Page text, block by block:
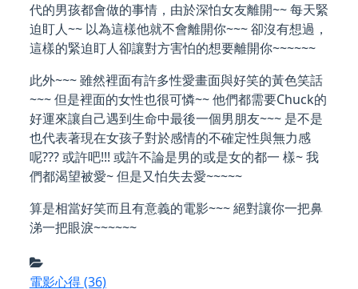
代的男孩都會做的事情，由於深怕女友離開~~ 每天緊
迫盯人~~ 以為這樣他就不會離開你~~~ 卻沒有想過，
這樣的緊迫盯人卻讓對方害怕的想要離開你~~~~~~
此外~~~ 雖然裡面有許多性愛畫面與好笑的黃色笑話
~~~ 但是裡面的女性也很可憐~~ 他們都需要Chuck的
好運來讓自己遇到生命中最後一個男朋友~~~ 是不是
也代表著現在女孩子對於感情的不確定性與無力感
呢??? 或許吧!!! 或許不論是男的或是女的都一 樣~ 我
們都渴望被愛~ 但是又怕失去愛~~~~~
算是相當好笑而且有意義的電影~~~ 絕對讓你一把鼻
涕一把眼淚~~~~~~
電影心得(36)